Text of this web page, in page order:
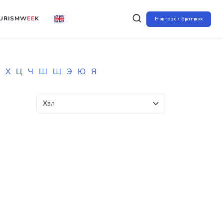
Нэвтрэх / Бүртгүүлэх
EEK
Х Ц Ч Ш Щ Э Ю Я